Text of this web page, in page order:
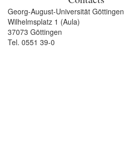
Georg-August-Universität Göttingen
Wilhelmsplatz 1 (Aula)
37073 Göttingen
Tel. 0551 39-0